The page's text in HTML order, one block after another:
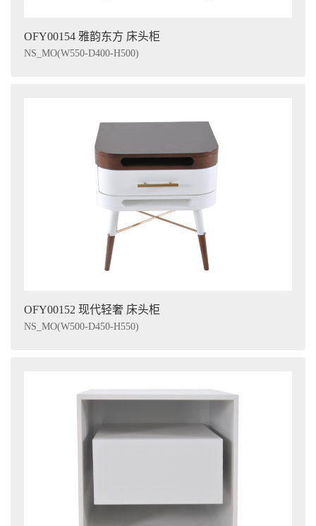
OFY00154 雅韵东方 床头柜
NS_MO(W550-D400-H500)
OFY00152 现代轻奢 床头柜
NS_MO(W500-D450-H550)